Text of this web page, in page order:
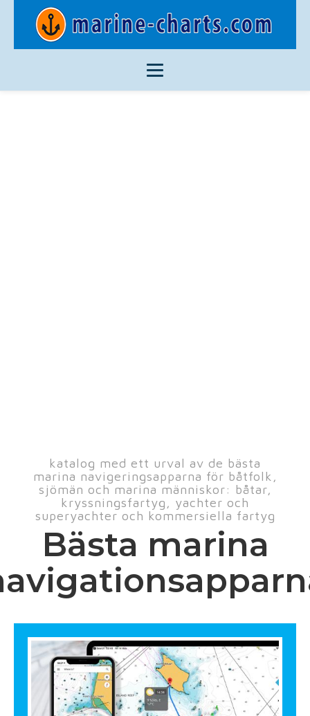
katalog med ett urval av de bästa
marina navigeringsapparna för båtfolk,
sjömän och marina människor: båtar,
kryssningsfartyg, yachter och
superyachter och kommersiella fartyg
Bästa marina